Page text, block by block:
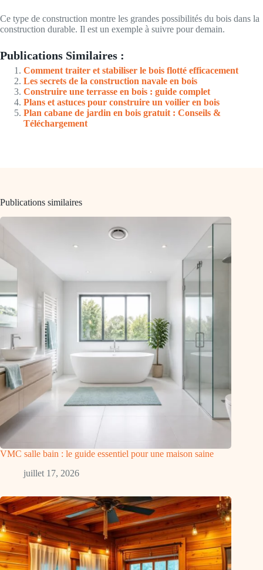
Ce type de construction montre les grandes possibilités du bois dans la
construction durable. Il est un exemple à suivre pour demain.
Publications Similaires :
Comment traiter et stabiliser le bois flotté efficacement
Les secrets de la construction navale en bois
Construire une terrasse en bois : guide complet
Plans et astuces pour construire un voilier en bois
Plan cabane de jardin en bois gratuit : Conseils &
Téléchargement
Publications similaires
VMC salle bain : le guide essentiel pour une maison saine
juillet 17, 2026